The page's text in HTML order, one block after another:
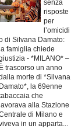
senza
risposte
per
l’omicidi
di Silvana Damato:
la famiglia chiede
- *MILANO* –
È trascorso un anno
morte di *Silvana
Damato*, la 69enne
che
lavorava alla Stazione
di Milano e
in un apparta...